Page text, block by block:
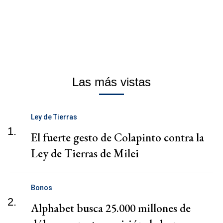
Las más vistas
1.
Ley de Tierras
El fuerte gesto de Colapinto contra la
Ley de Tierras de Milei
2.
Bonos
Alphabet busca 25.000 millones de